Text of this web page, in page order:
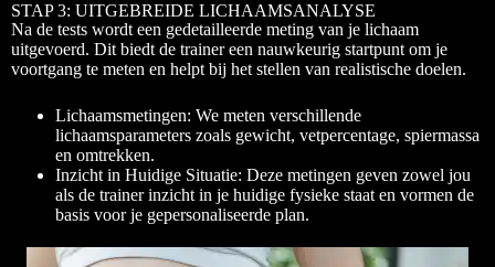
STAP 3: UITGEBREIDE LICHAAMSANALYSE
Na de tests wordt een gedetailleerde meting van je lichaam
uitgevoerd. Dit biedt de trainer een nauwkeurig startpunt om je
voortgang te meten en helpt bij het stellen van realistische doelen.
Lichaamsmetingen: We meten verschillende
lichaamsparameters zoals gewicht, vetpercentage, spiermassa
en omtrekken.
Inzicht in Huidige Situatie: Deze metingen geven zowel jou
als de trainer inzicht in je huidige fysieke staat en vormen de
basis voor je gepersonaliseerde plan.